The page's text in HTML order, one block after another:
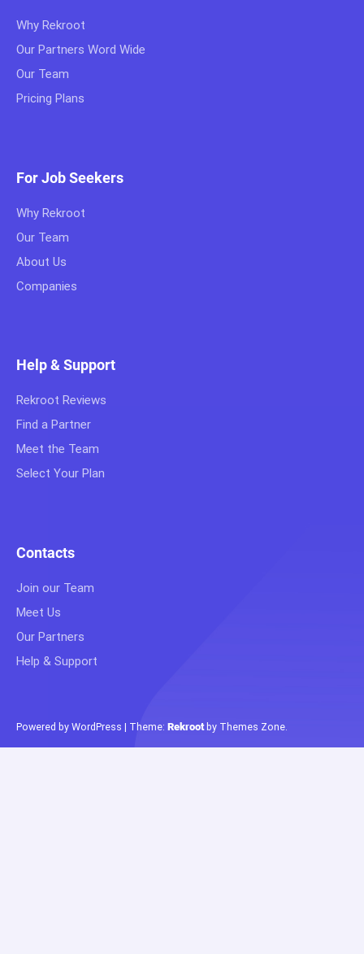
Why Rekroot
Our Partners Word Wide
Our Team
Pricing Plans
For Job Seekers
Why Rekroot
Our Team
About Us
Companies
Help & Support
Rekroot Reviews
Find a Partner
Meet the Team
Select Your Plan
Contacts
Join our Team
Meet Us
Our Partners
Help & Support
Powered by WordPress | Theme: Rekrootby Themes Zone.